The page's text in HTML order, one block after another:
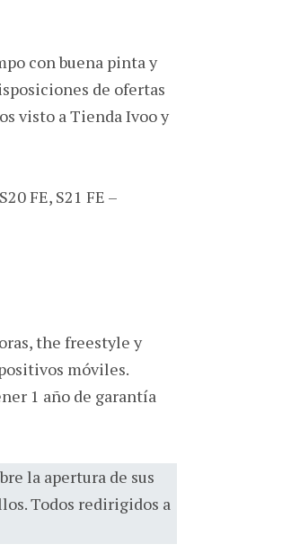
con buena pinta y
de ofertas
visto a Tienda Ivoo y
FE, S21 FE –
the freestyle y
móviles.
1 año de garantía
la apertura de sus
Todos redirigidos a